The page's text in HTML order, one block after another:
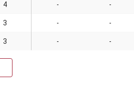
4 - -
3 - -
3 - -